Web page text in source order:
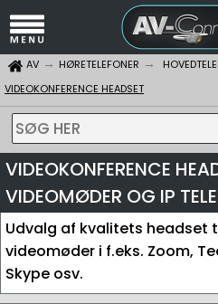
AV HØRETELEFONER
VIDEOKONFERENCE HEADSET
SØG HER
VIDEOKONFERENCE
VIDEOMØDER OG IP
Udvalg af kvalitets headset
videomøder i f.eks. Zoom,
Skype osv.